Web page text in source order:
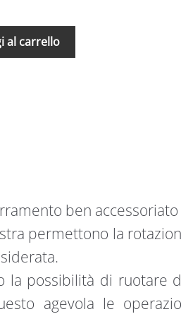
al carrello
e
:
ben
permettono la
la possibilità di ruotare
agevola le